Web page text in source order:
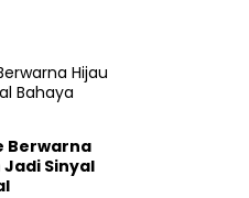
Berwarna
Sinyal